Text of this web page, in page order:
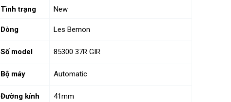
Tình trạng New
Dòng Les Bemon
Số model 85300 37R GIR
Bộ máy Automatic
Đường kính 41mm